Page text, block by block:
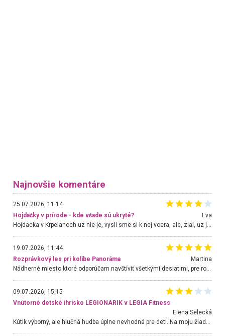
Najnovšie komentáre
25.07.2026, 11:14
Hojdačky v prírode - kde všade sú ukryté?
Eva
Hojdacka v Krpelanoch uz nie je, vysli sme si k nej vcera, ale, zial, uz je znicena. Ak sem planujete cestu len kvoli hojdacke, mozete si ju usetrit. Krasny vyhlad je tu vsak aj bez hojdacky :-)
19.07.2026, 11:44
Rozprávkový les pri kolibe Panoráma
Martina
Nádherné miesto ktoré odporúčam navštíviť všetkými desiatimi, pre rodiny s deťmi, dôchodcom... Proste a jednoducho ozaj rozprávkový les.. určite ešte prídeme. Odniesli sme si na pamiatku krásne tričká,
09.07.2026, 15:15
Vnútorné detské ihrisko LEGIONARIK v LEGIA Fitness
Elena Selecká
Kútik výborný, ale hlučná hudba úplne nevhodná pre deti. Na moju žiadosť o aspoň sušenie nereagovali.